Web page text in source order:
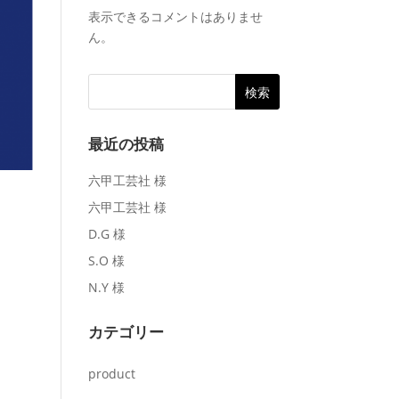
表示できるコメントはありませ
ん。
最近の投稿
六甲工芸社 様
六甲工芸社 様
D.G 様
S.O 様
N.Y 様
カテゴリー
product